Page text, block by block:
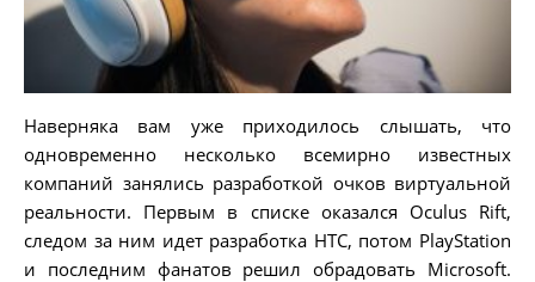
Наверняка вам уже приходилось слышать, что
одновременно несколько всемирно известных
компаний занялись разработкой очков виртуальной
реальности. Первым в списке оказался Oculus Rift,
следом за ним идет разработка HTC, потом PlayStation
и последним фанатов решил обрадовать Microsoft.